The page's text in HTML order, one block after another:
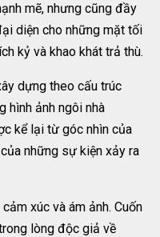
mẽ, nhưng cũng đầy
diện cho những mặt tối
kỷ và khao khát trả thù.
dựng theo cấu trúc
hình ảnh ngôi nhà
kể lại từ góc nhìn của
những sự kiện xảy ra
xúc và ám ảnh. Cuốn
lòng độc giả về